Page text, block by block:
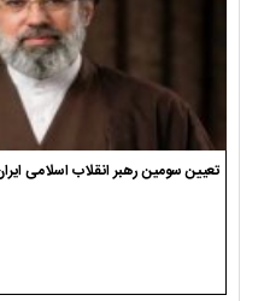
تعیین سومین رهبر انقلاب اسلامی